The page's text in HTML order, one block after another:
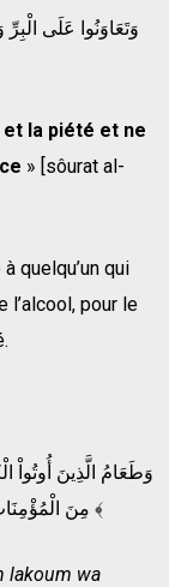
la piété et ne
» [sôurat al-
quelqu’un qui
l’alcool, pour le
مِنَ الْمُؤْمِنَاتِ وَالْمُحْصَنَاتُ مِنَ الَّذِينَ أُوتُواْ الْكِتَابَ مِن قَبْلِكُمْ ﴾
lakoum wa